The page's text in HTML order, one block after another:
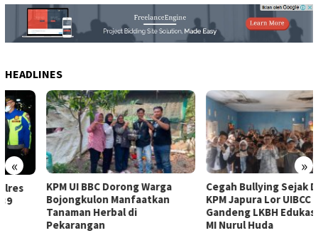
HEADLINES
« »
KPM UI BBC Dorong Warga
Bojongkulon Manfaatkan
Tanaman Herbal di
Pekarangan
Cegah Bullying Sejak Dini,
KPM Japura Lor UIBCC
Gandeng LKBH Edukasi Siswa
MI Nurul Huda